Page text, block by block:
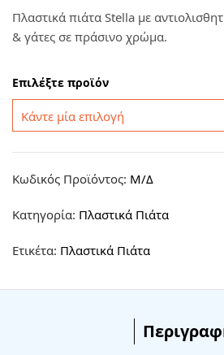
Πλαστικά πιάτα Stella με
& γάτες σε πράσινο χρώμα.
Επιλέξτε προϊόν
Κωδικός Προϊόντος: Μ/Δ
Κατηγορία: Πλαστικά Πιάτα
Ετικέτα: Πλαστικά Πιάτα